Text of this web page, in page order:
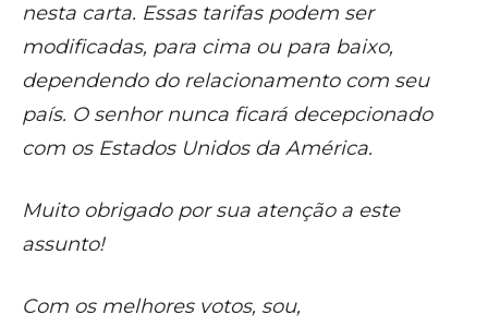
nesta carta. Essas tarifas podem ser
modificadas, para cima ou para baixo,
dependendo do relacionamento com seu
país. O senhor nunca ficará decepcionado
com os Estados Unidos da América.
Muito obrigado por sua atenção a este
assunto!
Com os melhores votos, sou,